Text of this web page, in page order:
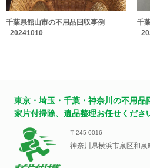
千葉県館山市の不用品回収事例
_20241010
千
東京・埼玉・千葉・神奈川の不用品
家片付掃除、遺品整理お任せくださ
〒245-0016
神奈川県横浜市泉区和